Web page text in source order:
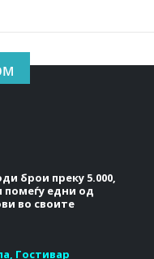
брои преку 5.000,
помеѓу едни од
во своите
Гостивар